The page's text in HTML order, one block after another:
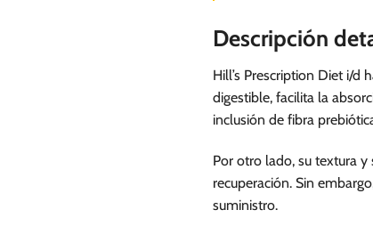
Descripción
Hill’s Prescription Diet i/d
digestible, facilita la
inclusión de fibra
Por otro lado, su textura
recuperación. Sin
suministro.